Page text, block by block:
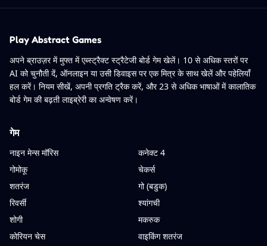
Play Abstract Games
अपने ब्राउज़र में मुफ्त में एब्स्ट्रैक्ट स्ट्रैटेजी बोर्ड गेम खेलें। 10 से अधिक स्तरों पर
AI को चुनौती दें, ऑनलाइन या उसी डिवाइस पर एक मित्र के साथ खेलें और पहेलियाँ
हल करें। नियम सीखें, अपनी प्रगति ट्रैक करें, और 23 से अधिक भाषाओं में कालातिक
बोर्ड गेम की बढ़ती लाइब्रेरी का अन्वेषण करें।
गेम
नाइन मेन्स मॉरिस
कनेक्ट 4
गोमोकू
चेकर्स
शतरंज
गो (बडुक)
रिवर्सी
श्यांगची
शोगी
मकरुक
कोरियन चेस
वाइकिंग शतरंज